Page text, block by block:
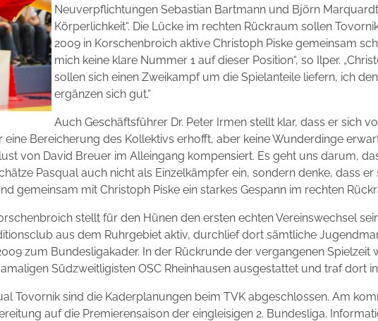
Neuverpflichtungen Sebastian Bartmann und Björn
Körperlichkeit“. Die Lücke im rechten Rückraum sollen
2009 in Korschenbroich aktive Christoph Piske gemeinsam
mich keine klare Nummer 1 auf dieser Position“, so Ilper.
sollen sich einen Zweikampf um die Spielanteile liefern, ich
ergänzen sich gut.“
Auch Geschäftsführer Dr. Peter Irmen stellt klar, dass er sich
Bereicherung des Kollektivs erhofft, aber keine Wunderdinge
von David Breuer im Alleingang kompensiert. Es geht uns darum,
Pasqual auch nicht als Einzelkämpfer ein, sondern denke, dass
gemeinsam mit Christoph Piske ein starkes Gespann im rechten
stellt für den Hünen den ersten echten Vereinswechsel
aus dem Ruhrgebiet aktiv, durchlief dort sämtliche
zum Bundesligakader. In der Rückrunde der vergangenen Spielzeit
Südzweitligisten OSC Rheinhausen ausgestattet und traf dort
Tovornik sind die Kaderplanungen beim TVK abgeschlossen. Am
auf die Premierensaison der eingleisigen 2. Bundesliga.